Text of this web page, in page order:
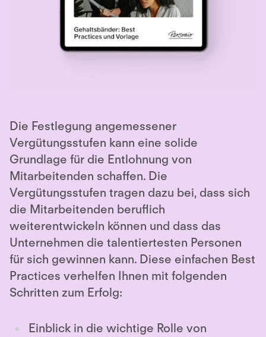
Die Festlegung angemessener
Vergütungsstufen kann eine solide
Grundlage für die Entlohnung von
Mitarbeitenden schaffen. Die
Vergütungsstufen tragen dazu bei, dass sich
die Mitarbeitenden beruflich
weiterentwickeln können und dass das
Unternehmen die talentiertesten Personen
für sich gewinnen kann. Diese einfachen Best
Practices verhelfen Ihnen mit folgenden
Schritten zum Erfolg:
Einblick in die wichtige Rolle von